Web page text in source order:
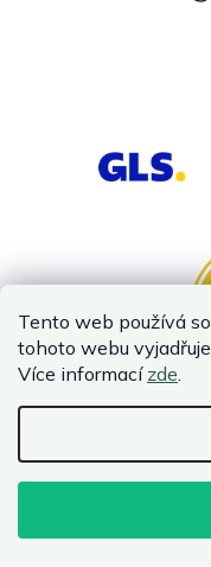
Tento web používá
tohoto webu
Více informací zde.
Infolinka je z
nás prosím emailem.